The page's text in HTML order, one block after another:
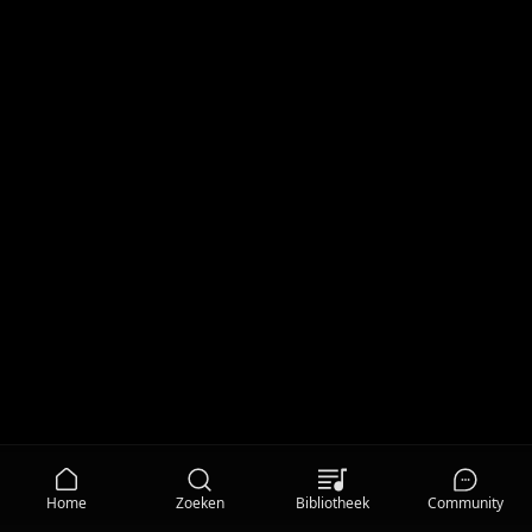
Home Zoeken Bibliotheek Community